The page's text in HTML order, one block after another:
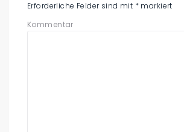
Erforderliche Felder sind mit * markiert
Kommentar